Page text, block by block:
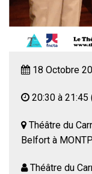
18 Octobre
20:30 à 21:45
Théâtre du
Belfort à
Théâtre du